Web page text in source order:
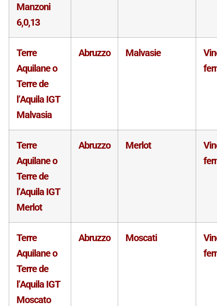
Manzoni
6,0,13
Terre
Aquilane o
Terre de
l’Aquila IGT
Malvasia
Abruzzo Malvasie
Terre
Aquilane o
Terre de
l’Aquila IGT
Merlot
Abruzzo Merlot
Terre
Aquilane o
Terre de
l’Aquila IGT
Moscato
Abruzzo Moscati